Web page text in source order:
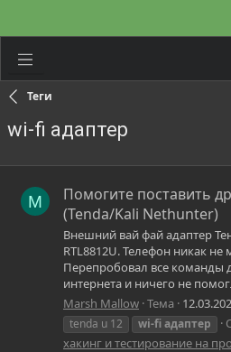
Теги
wi-fi адаптер
M
Помогите поставить
(Tenda/Kali Nethunter)
Внешний вай фай адаптер
RTL8812U. Телефон никак
Перепробовал все команды
интернета и ничего не
Marsh Mallow Тема
tenda u 12
wi-fiадаптер
хакинг и тестирование на